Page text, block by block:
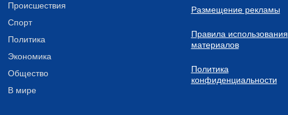
Происшествия
Спорт
Политика
Экономика
Общество
В мире
Размещение рекламы
Правила использования
материалов
Политика
конфиденциальности